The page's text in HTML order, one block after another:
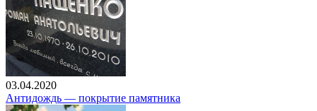
03.04.2020
Антидождь — покрытие памятника